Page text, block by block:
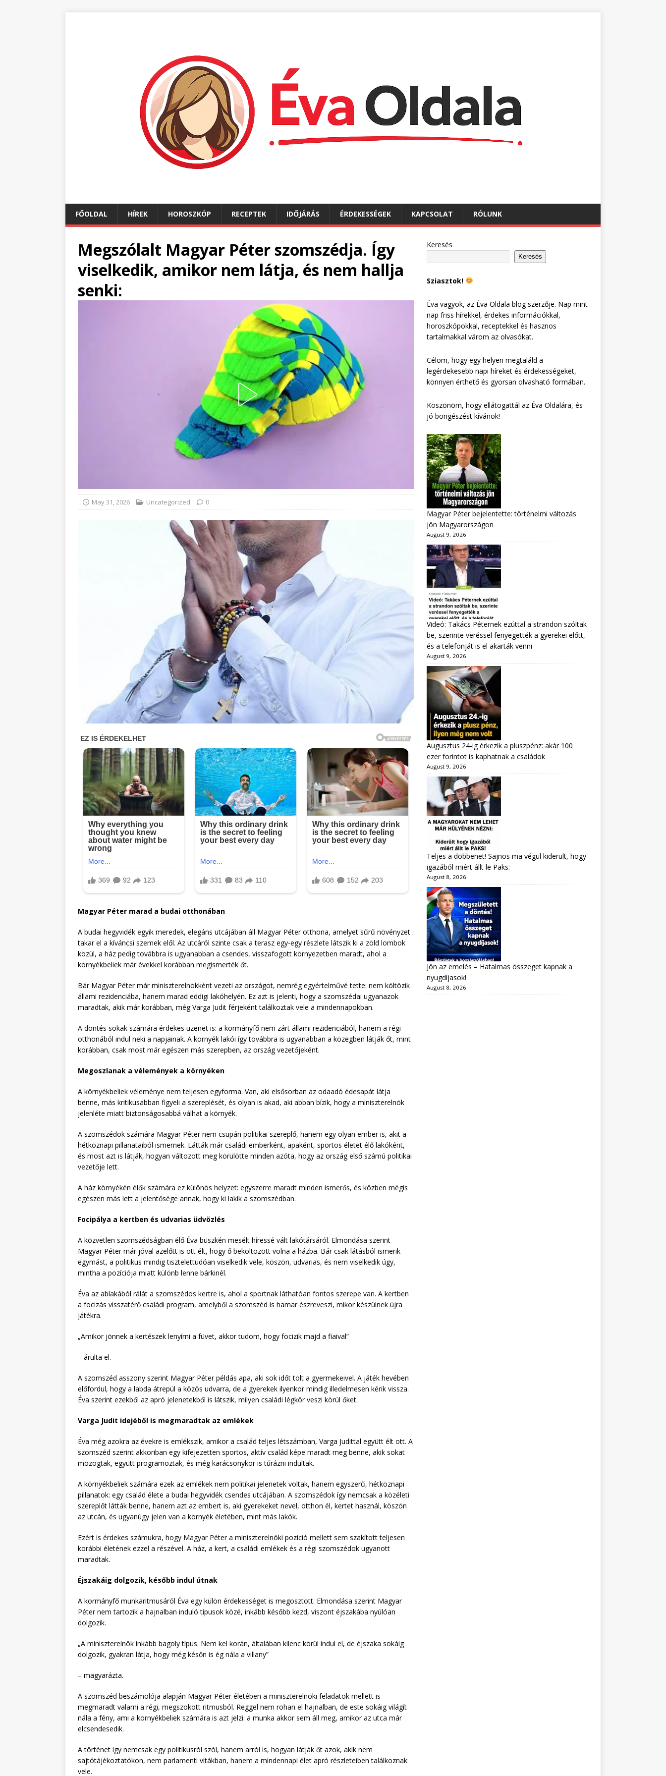
FŐOLDAL HÍREK HOROSZKÓP RECEPTEK IDŐJÁRÁS ÉRDEKESSÉGEK KAPCSOLAT RÓLUNK
Megszólalt Magyar Péter szomszédja. Így
viselkedik, amikor nem látja, és nem hallja
senki:
May 31, 2026 Uncategorized 0
Magyar Péter marad a budai otthonában
A budai hegyvidék egyik meredek, elegáns utcájában áll Magyar Péter otthona, amelyet sűrű növényzet
takar el a kíváncsi szemek elől. Az utcáról szinte csak a terasz egy-egy részlete látszik ki a zöld lombok
közül, a ház pedig továbbra is ugyanabban a csendes, visszafogott környezetben maradt, ahol a
környékbeliek már évekkel korábban megismerték őt.
Bár Magyar Péter már miniszterelnökként vezeti az országot, nemrég egyértelművé tette: nem költözik
állami rezidenciába, hanem marad eddigi lakóhelyén. Ez azt is jelenti, hogy a szomszédai ugyanazok
maradtak, akik már korábban, még Varga Judit férjeként találkoztak vele a mindennapokban.
A döntés sokak számára érdekes üzenet is: a kormányfő nem zárt állami rezidenciából, hanem a régi
otthonából indul neki a napjainak. A környék lakói így továbbra is ugyanabban a közegben látják őt, mint
korábban, csak most már egészen más szerepben, az ország vezetőjeként.
Megoszlanak a vélemények a környéken
A környékbeliek véleménye nem teljesen egyforma. Van, aki elsősorban az odaadó édesapát látja
benne, más kritikusabban figyeli a szereplését, és olyan is akad, aki abban bízik, hogy a miniszterelnök
jelenléte miatt biztonságosabbá válhat a környék.
A szomszédok számára Magyar Péter nem csupán politikai szereplő, hanem egy olyan ember is, akit a
hétköznapi pillanataiból ismernek. Látták már családi emberként, apaként, sportos életet élő lakóként,
és most azt is látják, hogyan változott meg körülötte minden azóta, hogy az ország első számú politikai
vezetője lett.
A ház környékén élők számára ez különös helyzet: egyszerre maradt minden ismerős, és közben mégis
egészen más lett a jelentősége annak, hogy ki lakik a szomszédban.
Focipálya a kertben és udvarias üdvözlés
A közvetlen szomszédságban élő Éva büszkén mesélt híressé vált lakótársáról. Elmondása szerint
Magyar Péter már jóval azelőtt is ott élt, hogy ő beköltözött volna a házba. Bár csak látásból ismerik
egymást, a politikus mindig tisztelettudóan viselkedik vele, köszön, udvarias, és nem viselkedik úgy,
mintha a pozíciója miatt különb lenne bárkinél.
Éva az ablakából rálát a szomszédos kertre is, ahol a sportnak láthatóan fontos szerepe van. A kertben
a focizás visszatérő családi program, amelyből a szomszéd is hamar észreveszi, mikor készülnek újra
játékra.
„Amikor jönnek a kertészek lenyírni a füvet, akkor tudom, hogy focizik majd a fiaival”
– árulta el.
A szomszéd asszony szerint Magyar Péter példás apa, aki sok időt tölt a gyermekeivel. A játék hevében
előfordul, hogy a labda átrepül a közös udvarra, de a gyerekek ilyenkor mindig illedelmesen kérik vissza.
Éva szerint ezekből az apró jelenetekből is látszik, milyen családi légkör veszi körül őket.
Varga Judit idejéből is megmaradtak az emlékek
Éva még azokra az évekre is emlékszik, amikor a család teljes létszámban, Varga Judittal együtt élt ott. A
szomszéd szerint akkoriban egy kifejezetten sportos, aktív család képe maradt meg benne, akik sokat
mozogtak, együtt programoztak, és még karácsonykor is túrázni indultak.
A környékbeliek számára ezek az emlékek nem politikai jelenetek voltak, hanem egyszerű, hétköznapi
pillanatok: egy család élete a budai hegyvidék csendes utcájában. A szomszédok így nemcsak a közéleti
szereplőt látták benne, hanem azt az embert is, aki gyerekeket nevel, otthon él, kertet használ, köszön
az utcán, és ugyanúgy jelen van a környék életében, mint más lakók.
Ezért is érdekes számukra, hogy Magyar Péter a miniszterelnöki pozíció mellett sem szakított teljesen
korábbi életének ezzel a részével. A ház, a kert, a családi emlékek és a régi szomszédok ugyanott
maradtak.
Éjszakáig dolgozik, később indul útnak
A kormányfő munkaritmusáról Éva egy külön érdekességet is megosztott. Elmondása szerint Magyar
Péter nem tartozik a hajnalban induló típusok közé, inkább később kezd, viszont éjszakába nyúlóan
dolgozik.
„A miniszterelnök inkább bagoly típus. Nem kel korán, általában kilenc körül indul el, de éjszaka sokáig
dolgozik, gyakran látja, hogy még későn is ég nála a villany”
– magyarázta.
A szomszéd beszámolója alapján Magyar Péter életében a miniszterelnöki feladatok mellett is
megmaradt valami a régi, megszokott ritmusból. Reggel nem rohan el hajnalban, de este sokáig világít
nála a fény, ami a környékbeliek számára is azt jelzi: a munka akkor sem áll meg, amikor az utca már
elcsendesedik.
A történet így nemcsak egy politikusról szól, hanem arról is, hogyan látják őt azok, akik nem
sajtótájékoztatókon, nem parlamenti vitákban, hanem a mindennapi élet apró részleteiben találkoznak
vele.
Keresés
Keresés
Sziasztok!
Éva vagyok, az Éva Oldala blog szerzője. Nap mint
nap friss hírekkel, érdekes információkkal,
horoszkópokkal, receptekkel és hasznos
tartalmakkal várom az olvasókat.
Célom, hogy egy helyen megtaláld a
legérdekesebb napi híreket és érdekességeket,
könnyen érthető és gyorsan olvasható formában.
Köszönöm, hogy ellátogattál az Éva Oldalára, és
jó böngészést kívánok!
Magyar Péter bejelentette: történelmi változás
jön Magyarországon
August 9, 2026
Videó: Takács Péternek ezúttal a strandon szóltak
be, szerinte veréssel fenyegették a gyerekei előtt,
és a telefonját is el akarták venni
August 9, 2026
Augusztus 24-ig érkezik a pluszpénz: akár 100
ezer forintot is kaphatnak a családok
August 9, 2026
Teljes a döbbenet! Sajnos ma végül kiderült, hogy
igazából miért állt le Paks:
August 8, 2026
Jön az emelés – Hatalmas összeget kapnak a
nyugdíjasok!
August 8, 2026